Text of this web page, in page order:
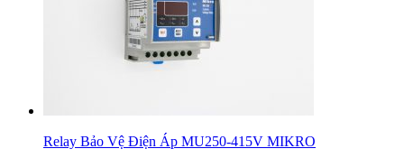
Relay Bảo Vệ Điện Áp MU250-415V MIKRO